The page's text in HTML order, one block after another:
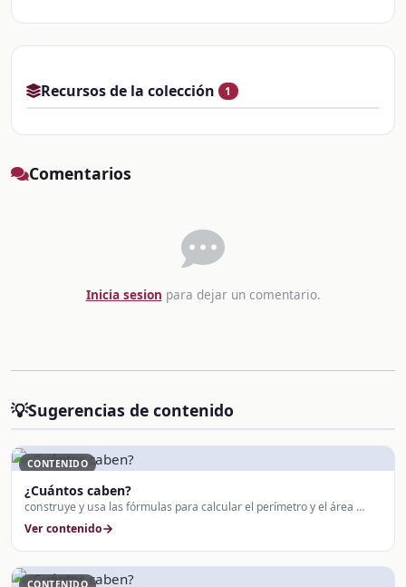
Recursos de la colección 1
Comentarios
Inicia sesion para dejar un comentario.
💡Sugerencias de contenido
CONTENIDO
¿Cuántos caben?
construye y usa las fórmulas para calcular el perímetro y el área …
Ver contenido
CONTENIDO